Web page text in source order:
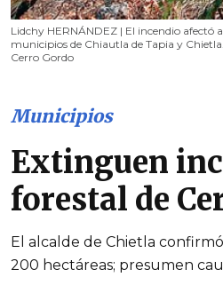
Lidchy HERNÁNDEZ | El incendio afectó
municipios de Chiautla de Tapia y Chietla.
Cerro Gordo
Municipios
Extinguen
forestal de
El alcalde de Chietla
200 hectáreas; presumen